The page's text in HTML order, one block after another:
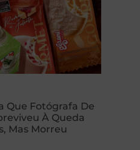
Que Fotógrafa De
À Queda
Mas Morreu